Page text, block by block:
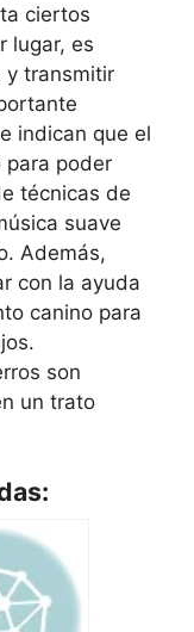
ciertos
lugar, es
y transmitir
indican que el
para poder
técnicas de
suave
Además,
con la ayuda
canino para
son
un trato